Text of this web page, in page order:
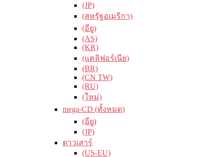
(JP)
(สหรัฐอเมริกา)
(อียู)
(AS)
(KR)
(แคลิฟอร์เนีย)
(BR)
(CN TW)
(RU)
(ใหม่)
mega-CD (ทั้งหมด)
(อียู)
(JP)
ดาวเสาร์
(US-EU)